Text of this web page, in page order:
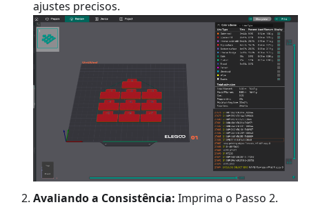
ajustes precisos.
Avaliando a Consistência: Imprima o Passo 2.